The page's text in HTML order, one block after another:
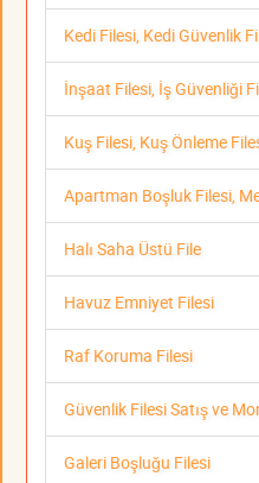
Kedi Filesi, Kedi Güvenlik
İnşaat Filesi, İş Güvenliği
Kuş Filesi, Kuş Önleme
Apartman Boşluk Filesi,
Halı Saha Üstü File
Havuz Emniyet Filesi
Raf Koruma Filesi
Güvenlik Filesi Satış ve
Galeri Boşluğu Filesi